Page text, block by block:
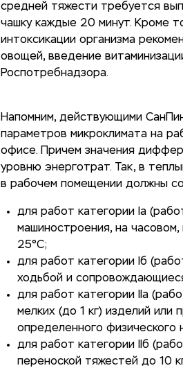
средней тяжести требуется
чашку каждые 20 минут. Кроме
интоксикации организма
овощей, введение
Роспотребнадзора.
Напомним, действующими
параметров микроклимата на
офисе. Причем значения
уровню энерготрат. Так, в
в рабочем помещении должны
для работ категории Iа
машиностроения, на
25°С;
для работ категории Iб
ходьбой и
для работ категории IIа
мелких (до 1 кг) изделий
определенного физического
для работ категории IIб
переноской тяжестей до 10